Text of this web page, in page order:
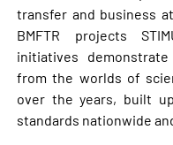
transfer and business
BMFTR projects
initiatives
from the worlds of
over the years, built
standards nationwide